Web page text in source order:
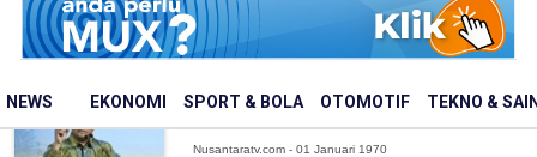
NEWS EKONOMI SPORT & BOLA OTOMOTIF TEKNO &
Nusantaratv.com - 01 Januari 1970
Hasil kajian TEP Akan Tentukan Arah
Pembangunan Infrastruktur Kawasan...
Nusantaratv.com - 01 Januari 1970